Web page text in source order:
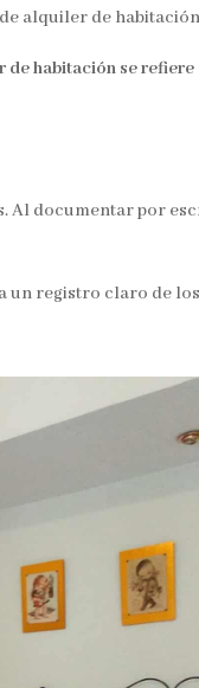
alquiler de
habitación se
Al documentar por
un registro claro de